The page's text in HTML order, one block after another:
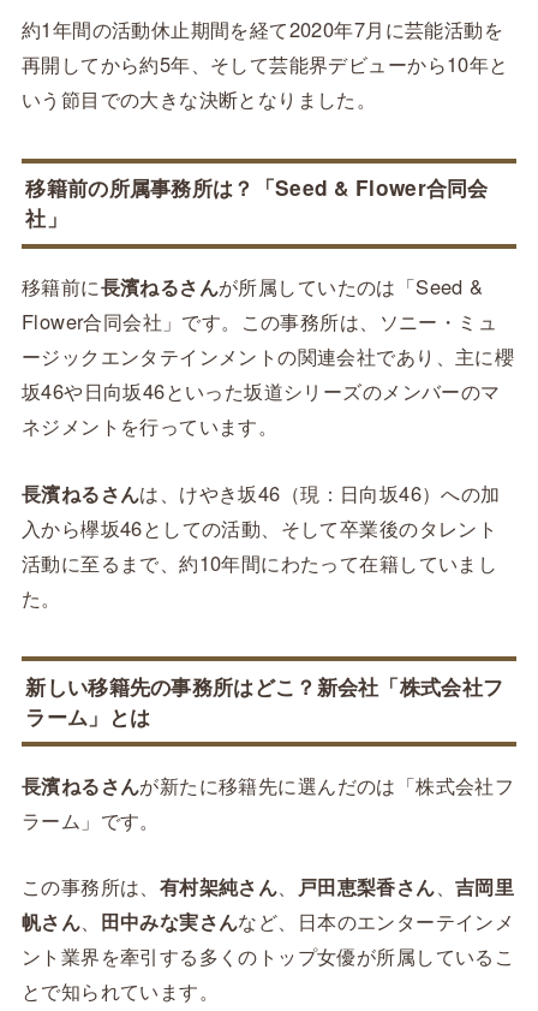
約1年間の活動休止期間を経て2020年7月に芸能活動を
再開してから約5年、そして芸能界デビューから10年と
いう節目での大きな決断となりました。
移籍前の所属事務所は？「Seed & Flower合同会
社」
移籍前に長濱ねるさんが所属していたのは「Seed &
Flower合同会社」です。この事務所は、ソニー・ミュ
ージックエンタテインメントの関連会社であり、主に櫻
坂46や日向坂46といった坂道シリーズのメンバーのマ
ネジメントを行っています。
長濱ねるさんは、けやき坂46（現：日向坂46）への加
入から欅坂46としての活動、そして卒業後のタレント
活動に至るまで、約10年間にわたって在籍していまし
た。
新しい移籍先の事務所はどこ？新会社「株式会社フ
ラーム」とは
長濱ねるさんが新たに移籍先に選んだのは「株式会社フ
ラーム」です。
この事務所は、 有村架純さん、 戸田恵梨香さん、吉岡里
帆さん、 田中みな実さんなど、日本のエンターテインメ
ント業界を牽引する多くのトップ女優が所属しているこ
とで知られています。